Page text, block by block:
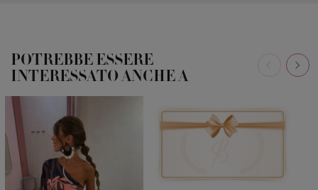
POTREBBE ESSERE
INTERESSATO ANCHE A